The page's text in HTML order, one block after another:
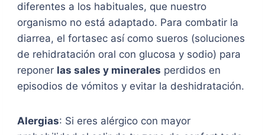
diferentes a los habituales, que nuestro
organismo no está adaptado. Para combatir la
diarrea, el fortasec así como sueros (soluciones
de rehidratación oral con glucosa y sodio) para
reponer las sales y minerales perdidos en
episodios de vómitos y evitar la deshidratación.
Alergias: Si eres alérgico con mayor